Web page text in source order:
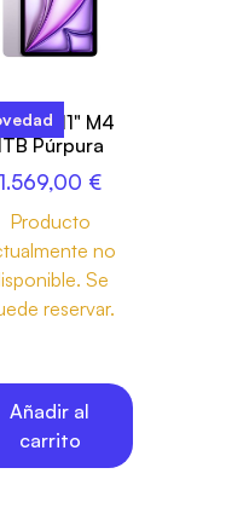
Air 11" M4
Púrpura
1.569,00 €
Producto
no
Se
reservar.
Añadir al
carrito